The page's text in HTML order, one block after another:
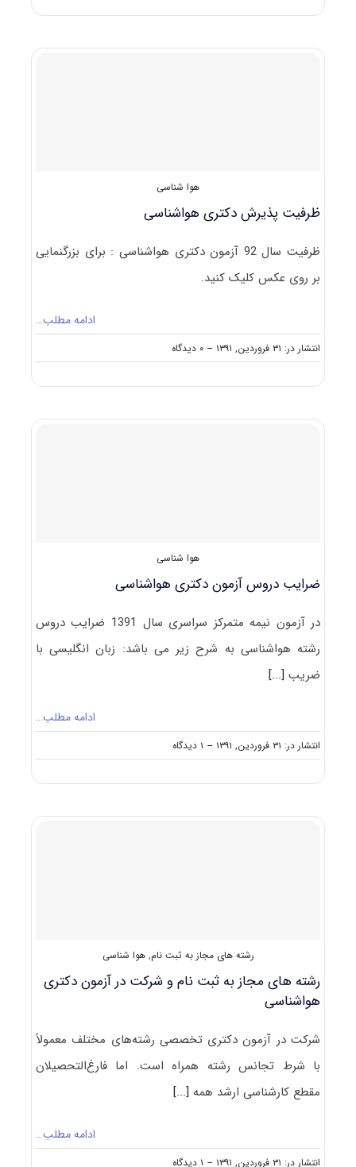
دروس
هوا شناسی
ظرفیت پذیرش دکتری هواشناسی
ظرفیت سال 92 آزمون دکتری هواشناسی : برای بزرگنمایی
بر روی عکس کلیک کنید.
ادامه مطلب…
انتشار در: ۳۱ فروردین, ۱۳۹۱ -- ۰ دیدگاه
on
ظرفیت
هوا شناسی
ضرایب دروس آزمون دکتری هواشناسی
در آزمون نیمه متمرکز سراسری سال 1391 ضرایب دروس
رشته هواشناسی به شرح زیر می باشد: زبان انگلیسی با
ضریب[...]
ادامه مطلب…
انتشار در: ۳۱ فروردین, ۱۳۹۱ -- ۱ دیدگاه
on
ضرایب
هواشناسی
رشته های مجاز به ثبت نام,هوا شناسی
رشته های مجاز به ثبت نام و شرکت در آزمون دکتری
هواشناسی
شرکت در آزمون دکتری تخصصی رشته‌های مختلف معمولاً
با شرط تجانس رشته همراه است. اما فارغ‌التحصیلان
مقطع کارشناسی ارشد همه [...]
ادامه مطلب…
انتشار در: ۳۱ فروردین, ۱۳۹۱ -- ۱ دیدگاه
on